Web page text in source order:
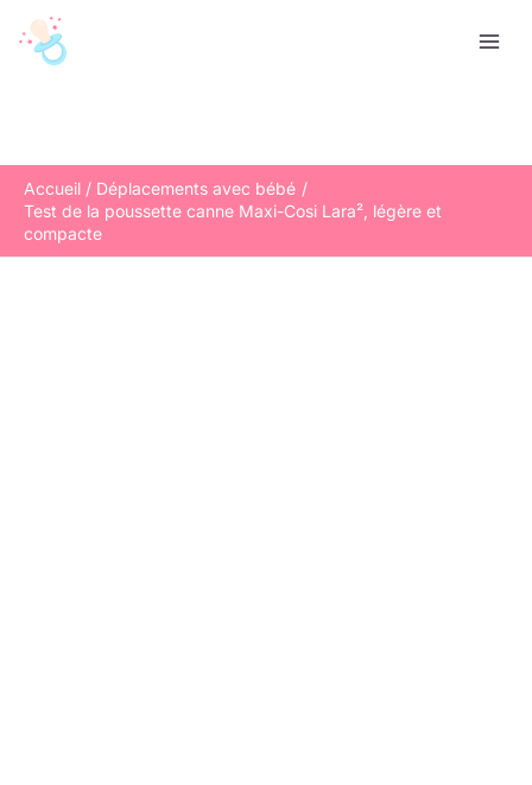
Accueil
Déplacements avec bébé
Test de la poussette canne Maxi-Cosi Lara², légère et
compacte
e
r
c